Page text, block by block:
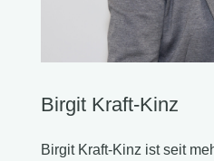
Birgit Kraft-Kinz
Birgit Kraft-Kinz ist seit